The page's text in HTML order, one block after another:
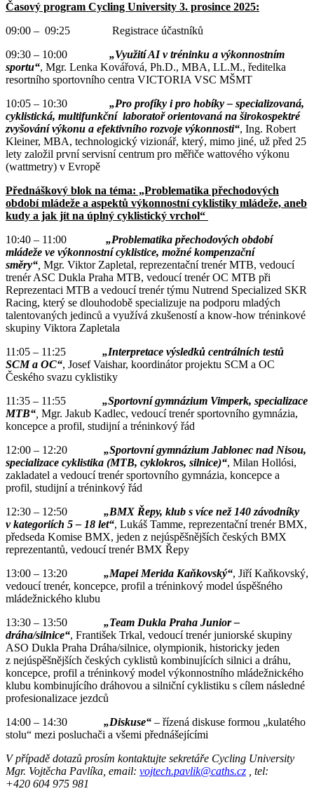
Časový program Cycling University 3. prosince 2025:
09:00 – 09:25 Registrace účastníků
09:30 – 10:00 „Využití AI v tréninku a výkonnostním
sportu“, Mgr. Lenka Kovářová, Ph.D., MBA, LL.M., ředitelka
resortního sportovního centra VICTORIA VSC MŠMT
10:05 – 10:30 „Pro profíky i pro hobíky – specializovaná,
cyklistická, multifunkční laboratoř orientovaná na širokospektré
zvyšování výkonu a efektivního rozvoje výkonnosti“, Ing. Robert
Kleiner, MBA, technologický vizionář, který, mimo jiné, už před 25
lety založil první servisní centrum pro měřiče wattového výkonu
(wattmetry) v Evropě
Přednáškový blok na téma: „Problematika přechodových
období mládeže a aspektů výkonnostní cyklistiky mládeže, aneb
kudy a jak jít na úplný cyklistický vrchol“
10:40 – 11:00 „Problematika přechodových období
mládeže ve výkonnostní cyklistice, možné kompenzační
směry“ Mgr. Viktor Zapletal, reprezentační trenér MTB, vedoucí
trenér ASC Dukla Praha MTB, vedoucí trenér OC MTB při
Reprezentaci MTB a vedoucí trenér týmu Nutrend Specialized SKR
Racing, který se dlouhodobě specializuje na podporu mladých
talentovaných jedinců a využívá zkušeností a know-how tréninkové
skupiny Viktora Zapletala
11:05 – 11:25 „Interpretace výsledků centrálních testů
SCM a OC“, Josef Vaishar, koordinátor projektu SCM a OC
Českého svazu cyklistiky
11:35 – 11:55 „Sportovní gymnázium Vimperk, specializace
MTB“ Mgr. Jakub Kadlec, vedoucí trenér sportovního gymnázia,
koncepce a profil, studijní a tréninkový řád
12:00 – 12:20
„Sportovní gymnázium Jablonec nad Nisou,
specializace cyklistika (MTB, cyklokros, silnice)“, Milan Hollósi,
zakladatel a vedoucí trenér sportovního gymnázia, koncepce a
profil, studijní a tréninkový řád
12:30 – 12:50 „BMX Řepy, klub s více než 140 závodníky
v kategoriích 5 – 18 let“, Lukáš Tamme, reprezentační trenér BMX,
předseda Komise BMX, jeden z nejúspěšnějších českých BMX
reprezentantů, vedoucí trenér BMX Řepy
13:00 – 13:20 „Mapei Merida Kaňkovský“, Jiří Kaňkovský,
vedoucí trenér, koncepce, profil a tréninkový model úspěšného
mládežnického klubu
13:30 – 13:50 „Team Dukla Praha Junior –
dráha/silnice“, František Trkal, vedoucí trenér juniorské skupiny
ASO Dukla Praha Dráha/silnice, olympionik, historicky jeden
z nejúspěšnějších českých cyklistů kombinujících silnici a dráhu,
koncepce, profil a tréninkový model výkonnostního mládežnického
klubu kombinujícího dráhovou a silniční cyklistiku s cílem následné
profesionalizace jezdců
14:00 – 14:30 „Diskuse“ – řízená diskuse formou „kulatého
stolu“ mezi posluchači a všemi přednášejícími
V případě dotazů prosím kontaktujte sekretáře Cycling University
Mgr. Vojtěcha Pavlíka, email: vojtech.pavlik@caths.cz , tel:
+420 604 975 981